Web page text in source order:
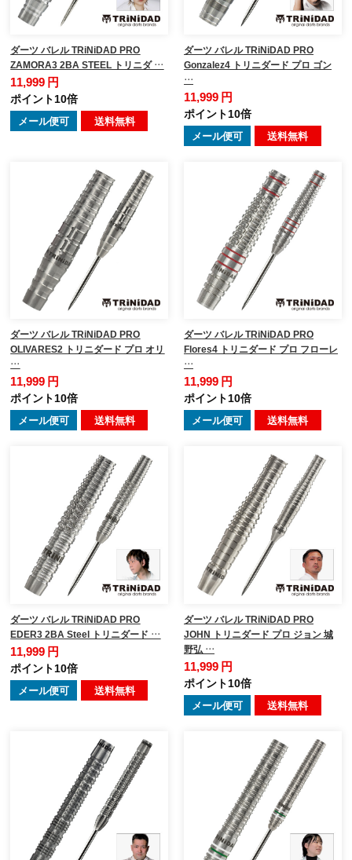
ダーツ バレル TRiNiDAD PRO
ZAMORA3 2BA STEEL トリニダ …
11,999 円
ポイント10倍
メール便可 送料無料
ダーツ バレル TRiNiDAD PRO
Gonzalez4 トリニダード プロ ゴン
…
11,999 円
ポイント10倍
メール便可 送料無料
ダーツ バレル TRiNiDAD PRO
OLIVARES2 トリニダード プロ オリ
…
11,999 円
ポイント10倍
メール便可 送料無料
ダーツ バレル TRiNiDAD PRO
Flores4 トリニダード プロ フローレ
…
11,999 円
ポイント10倍
メール便可 送料無料
ダーツ バレル TRiNiDAD PRO
EDER3 2BA Steel トリニダード …
11,999 円
ポイント10倍
メール便可 送料無料
ダーツ バレル TRiNiDAD PRO
JOHN トリニダード プロ ジョン 城
野弘 …
11,999 円
ポイント10倍
メール便可 送料無料